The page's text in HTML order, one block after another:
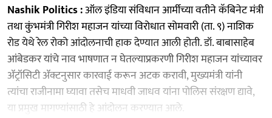
Nashik Politics:ऑल इंडिया संविधान आर्मीच्या वतीने कॅबिनेट मंत्री
तथा कुंभमंत्री गिरीश महाजन यांच्या विरोधात सोमवारी (ता. ९) नाशिक
रोड येथे रेल रोको आंदोलनाची हाक देण्यात आली होती. डॉ. बाबासाहेब
आंबेडकर यांचे नाव भाषणात न घेतल्याप्रकरणी गिरीश महाजन यांच्यावर
ॲट्रॉसिटी ॲक्टनुसार कारवाई करून अटक करावी, मुख्यमंत्री यांनी
त्यांचा राजीनामा घ्यावा तसेच माधवी जाधव यांना पोलिस संरक्षण द्यावे,
या प्रमुख मागण्यांसाठी हे आंदोलन करण्यात आले.